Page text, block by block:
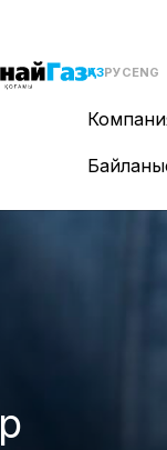
ҚАЗРУСENG